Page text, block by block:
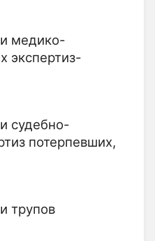
медико-
экспертиз-
судебно-
потерпевших,
трупов